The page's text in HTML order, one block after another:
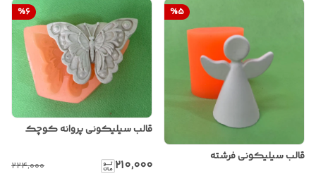
%5
قالب سیلیکونی فرشته
%6
قالب سیلیکونی پروانه کوچک
۲۱۰٬۰۰۰ ۲۲۴٬۰۰۰